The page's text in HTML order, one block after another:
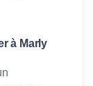
à Marly